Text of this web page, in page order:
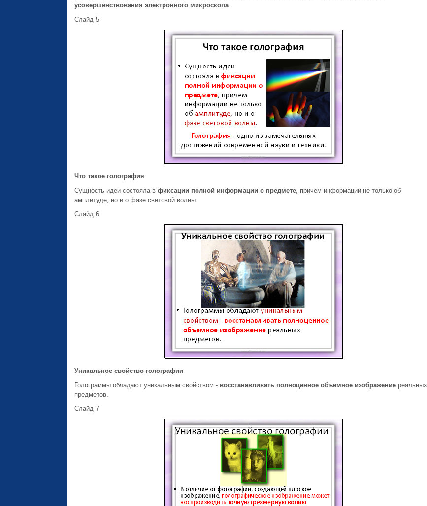
усовершенствования электронного микроскопа.
Слайд 5
Что такое голография
Сущность идеи состояла в фиксации полной информации о предмете, причем информации не только об
амплитуде, но и о фазе световой волны.
Слайд 6
Уникальное свойство голографии
Голограммы обладают уникальным свойством - восстанавливать полноценное объемное изображение реальных
предметов.
Слайд 7